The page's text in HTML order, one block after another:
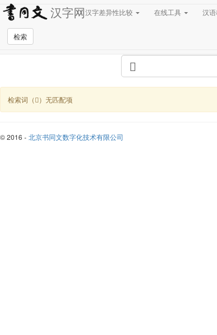
汉字网汉字差异性比较 在线工具 汉
检索
全站检索页面
检索词（𡺾）无匹配项
© 2016 - 北京书同文数字化技术有限公司